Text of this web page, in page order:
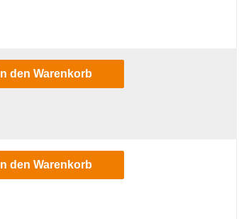
In den Warenkorb
In den Warenkorb